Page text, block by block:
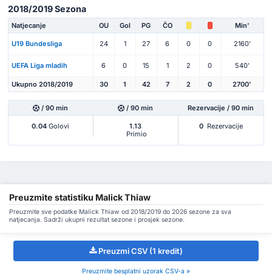
2018/2019 Sezona
Natjecanje OU Gol PG ČO Min'
U19 Bundesliga 24 1 27 6 0 0 2160'
UEFA Liga mladih 6 0 15 1 2 0 540'
Ukupno 2018/2019 30 1 42 7 2 0 2700'
/ 90 min / 90 min Rezervacije / 90 min
0.04 Golovi
1.13
Primio
0 Rezervacije
Preuzmite statistiku Malick Thiaw
Preuzmite sve podatke Malick Thiaw od 2018/2019 do 2026 sezone za sva
natjecanja. Sadrži ukupni rezultat sezone i prosjek sezone.
Preuzmi CSV (1 kredit)
Preuzmite besplatni uzorak CSV-a »